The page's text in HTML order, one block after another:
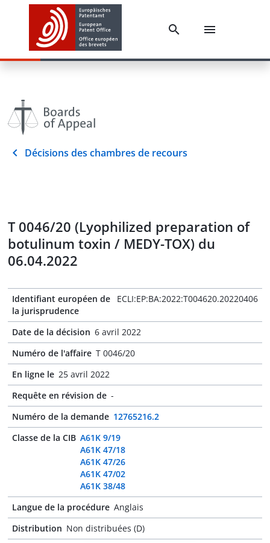
Décisions des chambres de recours
T 0046/20 (Lyophilized preparation of
botulinum toxin / MEDY-TOX) du
06.04.2022
Identifiant européen de
la jurisprudence
ECLI:EP:BA:2022:T004620.20220406
Date de la décision 6 avril 2022
Numéro de l'affaire T 0046/20
En ligne le 25 avril 2022
Requête en révision de -
Numéro de la demande 12765216.2
Classe de la CIB A61K 9/19
A61K 47/18
A61K 47/26
A61K 47/02
A61K 38/48
Langue de la procédure Anglais
Distribution Non distribuées (D)